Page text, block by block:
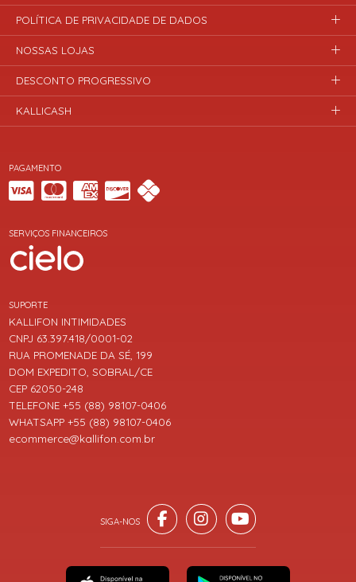
PAGAMENTO
SERVIÇOS FINANCEIROS
SUPORTE
KALLIFON INTIMIDADES
CNPJ 63.397.418/0001-02
RUA PROMENADE DA SÉ, 199
DOM EXPEDITO, SOBRAL/CE
CEP 62050-248
TELEFONE +55 (88) 98107-0406
WHATSAPP +55 (88) 98107-0406
ecommerce@kallifon.com.br
POLÍTICA DE PRIVACIDADE DE DADOS
NOSSAS LOJAS
DESCONTO PROGRESSIVO
KALLICASH